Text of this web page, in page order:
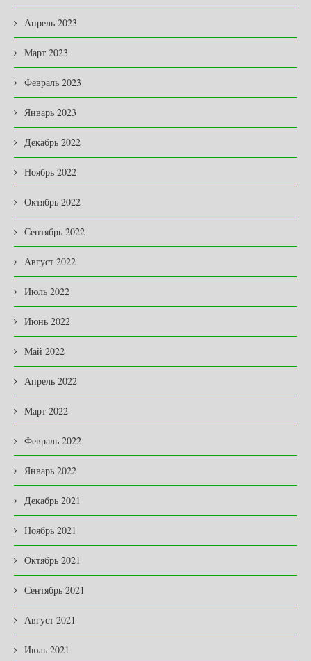
Апрель 2023
Март 2023
Февраль 2023
Январь 2023
Декабрь 2022
Ноябрь 2022
Октябрь 2022
Сентябрь 2022
Август 2022
Июль 2022
Июнь 2022
Май 2022
Апрель 2022
Март 2022
Февраль 2022
Январь 2022
Декабрь 2021
Ноябрь 2021
Октябрь 2021
Сентябрь 2021
Август 2021
Июль 2021